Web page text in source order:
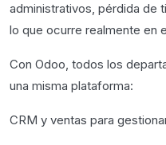
administrativos, pérdida de
lo que ocurre realmente en
Con Odoo, todos los
una misma plataforma:
CRM y ventas para